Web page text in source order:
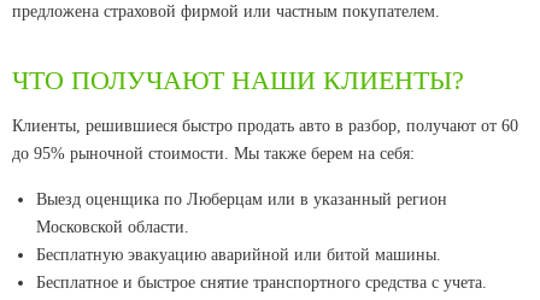
предложена страховой фирмой или частным покупателем.
ЧТО ПОЛУЧАЮТ НАШИ КЛИЕНТЫ?
Клиенты, решившиеся быстро продать авто в разбор, получают от 60
до 95% рыночной стоимости. Мы также берем на себя:
Выезд оценщика по Люберцам или в указанный регион
Московской области.
Бесплатную эвакуацию аварийной или битой машины.
Бесплатное и быстрое снятие транспортного средства с учета.